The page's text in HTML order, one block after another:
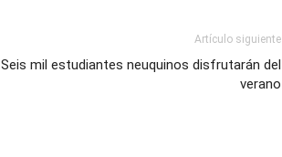
Artículo siguiente
Seis mil estudiantes neuquinos disfrutarán del
verano